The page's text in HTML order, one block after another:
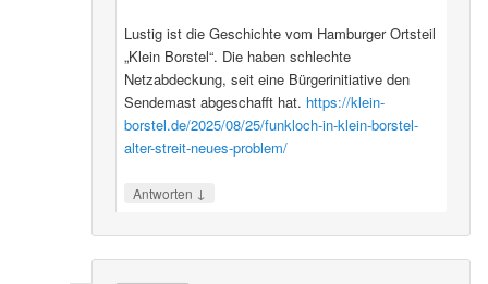
Lustig ist die Geschichte vom Hamburger Ortsteil
„Klein Borstel“. Die haben schlechte
Netzabdeckung, seit eine Bürgerinitiative den
Sendemast abgeschafft hat. https://klein-
borstel.de/2025/08/25/funkloch-in-klein-borstel-
alter-streit-neues-problem/
Antworten ↓